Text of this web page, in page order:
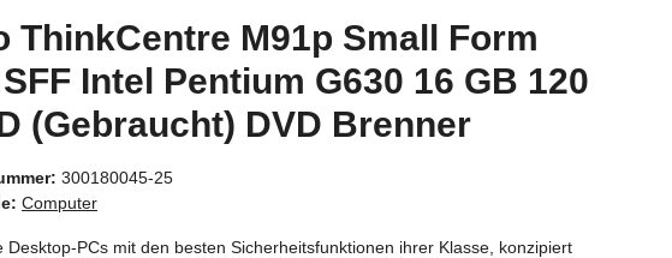
ThinkCentre M91p Small Form
Intel Pentium G630 16 GB 120
(Gebraucht) DVD Brenner
300180045-25
Computer
Desktop-PCs mit den besten Sicherheitsfunktionen ihrer Klasse, konzipiert